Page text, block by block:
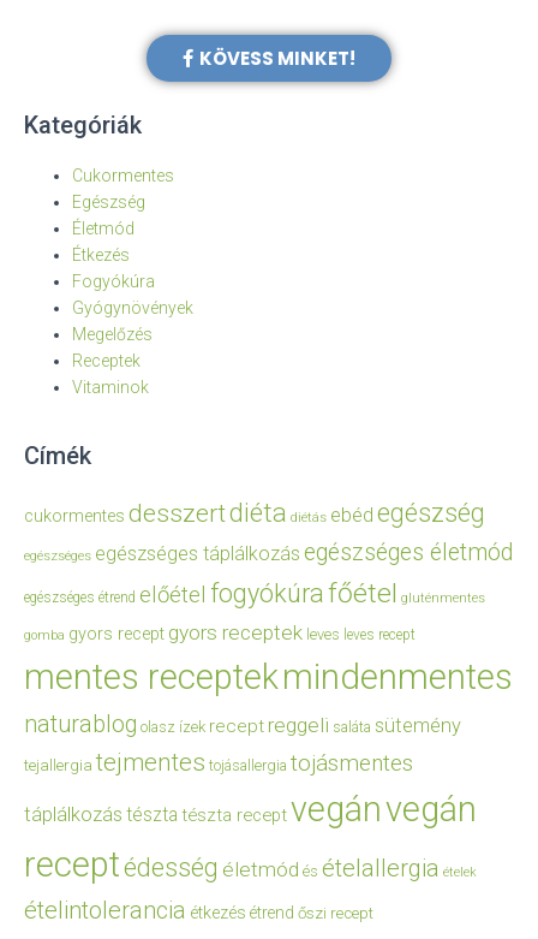
KÖVESS MINKET!
Kategóriák
Cukormentes
Egészség
Életmód
Étkezés
Fogyókúra
Gyógynövények
Megelőzés
Receptek
Vitaminok
Címék
cukormentes desszertdiéta diétás ebéd egészség
egészséges egészséges táplálkozás egészséges életmód
egészséges étrend előétel fogyókúrafőétel gluténmentes
gomba gyors recept gyors receptek leves leves recept
mentes receptekmindenmentes
naturablog olasz ízek recept reggeli saláta sütemény
tejallergia tejmentes tojásallergia tojásmentes
táplálkozás tészta tészta receptvegánvegán
receptédesség életmód és ételallergia ételek
ételintolerancia étkezés étrend őszi recept